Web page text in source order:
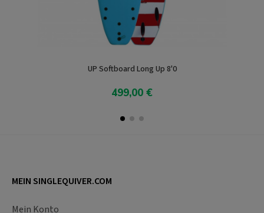
UP Softboard Long Up 8'0
499,00 €
In den Warenkorb
MEIN SINGLEQUIVER.COM
Mein Konto